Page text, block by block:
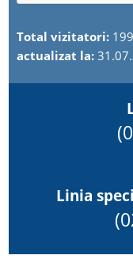
Total vizitatori:
actualizat la:
Linia